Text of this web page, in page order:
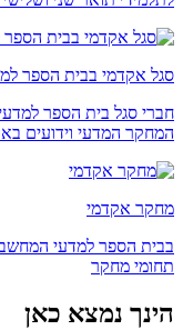
סגל אקדמי בבית הספר
חברי סגל בית הספר
המחקר המדעי וידועים
מחקר אקדמי
בבית הספר למדעי המחשב
תחומי מחקר
הינך נמצא כאן